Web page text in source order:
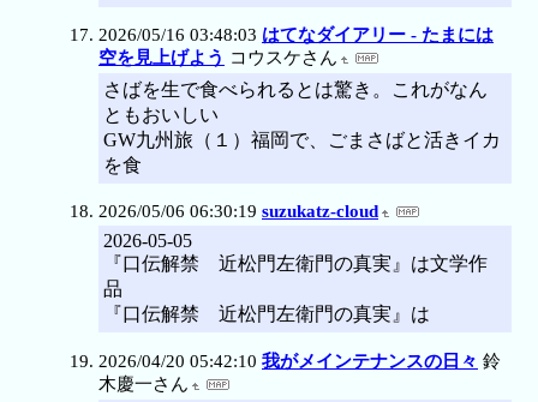
2026/05/16 03:48:03 はてなダイアリー - たまには
空を見上げよう コウスケさん
さばを生で食べられるとは驚き。これがなん
ともおいしい
GW九州旅（１）福岡で、ごまさばと活きイカ
を食
2026/05/06 06:30:19 suzukatz-cloud
2026-05-05
『口伝解禁 近松門左衛門の真実』は文学作
品
『口伝解禁 近松門左衛門の真実』は
2026/04/20 05:42:10 我がメインテナンスの日々 鈴
木慶一さん